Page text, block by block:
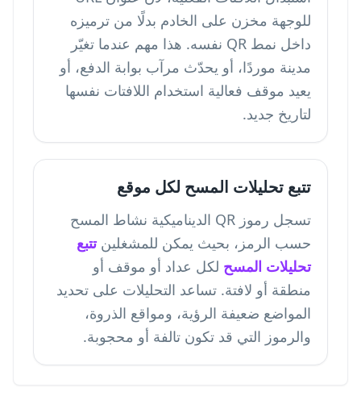
للوجهة مخزن على الخادم بدلًا من ترميزه
داخل نمط QR نفسه. هذا مهم عندما تغيّر
مدينة موردًا، أو يحدّث مرآب بوابة الدفع، أو
يعيد موقف فعالية استخدام اللافتات نفسها
لتاريخ جديد.
تتبع تحليلات المسح لكل موقع
تسجل رموز QR الديناميكية نشاط المسح
حسب الرمز، بحيث يمكن للمشغلينتتبع
تحليلات المسح لكل عداد أو موقف أو
منطقة أو لافتة. تساعد التحليلات على تحديد
المواضع ضعيفة الرؤية، ومواقع الذروة،
والرموز التي قد تكون تالفة أو محجوبة.